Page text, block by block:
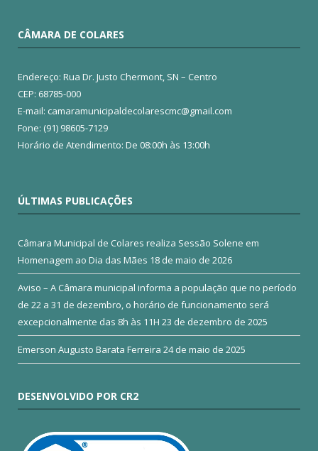
CÂMARA DE COLARES
Endereço: Rua Dr. Justo Chermont, SN – Centro
CEP: 68785-000
E-mail: camaramunicipaldecolarescmc@gmail.com
Fone: (91) 98605-7129
Horário de Atendimento: De 08:00h às 13:00h
ÚLTIMAS PUBLICAÇÕES
Câmara Municipal de Colares realiza Sessão Solene em
Homenagem ao Dia das Mães 18 de maio de 2026
Aviso – A Câmara municipal informa a população que no período
de 22 a 31 de dezembro, o horário de funcionamento será
excepcionalmente das 8h às 11H 23 de dezembro de 2025
Emerson Augusto Barata Ferreira 24 de maio de 2025
DESENVOLVIDO POR CR2